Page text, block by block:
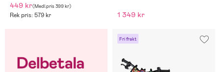
449 kr(Medl.pris 399 kr)
Rek pris: 579 kr 1 349 kr
Fri frakt